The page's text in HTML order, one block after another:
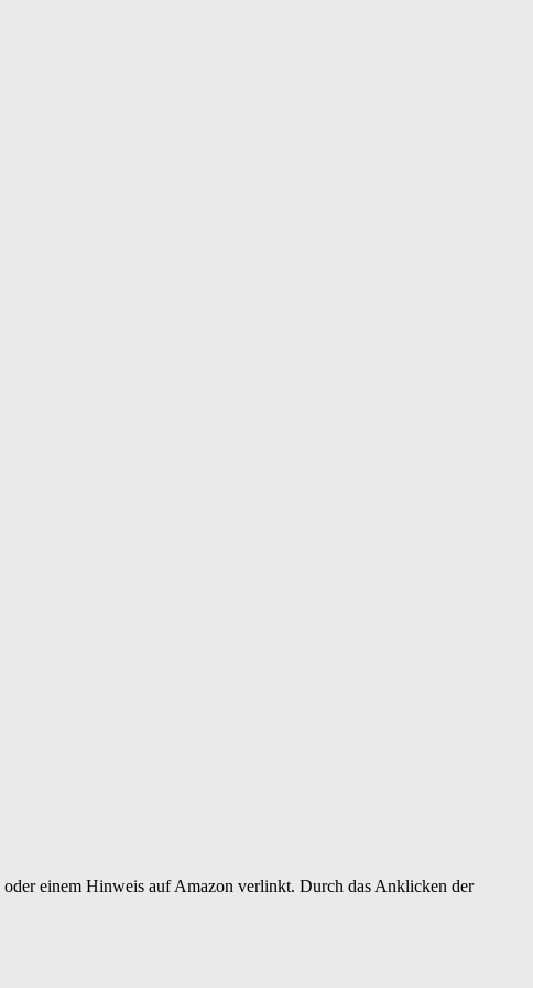
einem Hinweis auf Amazon verlinkt. Durch das Anklicken der